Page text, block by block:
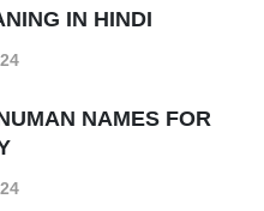
IN HINDI
NAMES FOR